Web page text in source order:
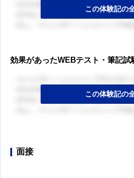
効果があったWEBテスト・筆記試
面接